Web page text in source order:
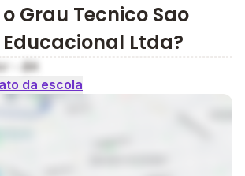
Grau Tecnico Sao
Ltda?
- BA
da escola